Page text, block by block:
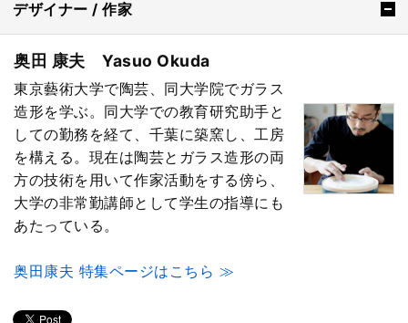
デザイナー / 作家
奥田 康夫 Yasuo Okuda
東京藝術大学で陶芸、同大学院でガラス
造形を学ぶ。同大学での教育研究助手と
しての勤務を経て、千葉に築窯し、工房
を構える。現在は陶芸とガラス造形の両
方の技術を用いて作家活動をする傍ら、
大学の非常勤講師として学生の指導にも
あたっている。
奥田康夫 特集ページはこちら ≫